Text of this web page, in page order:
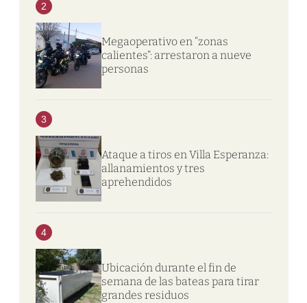
2
Megaoperativo en “zonas
calientes”: arrestaron a nueve
personas
3
Ataque a tiros en Villa Esperanza:
allanamientos y tres
aprehendidos
4
Ubicación durante el fin de
semana de las bateas para tirar
grandes residuos